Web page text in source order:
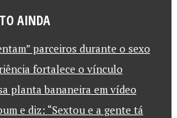
AINDA
parceiros durante o sexo
fortalece o vínculo
planta bananeira em vídeo
e diz: “Sextou e a gente tá